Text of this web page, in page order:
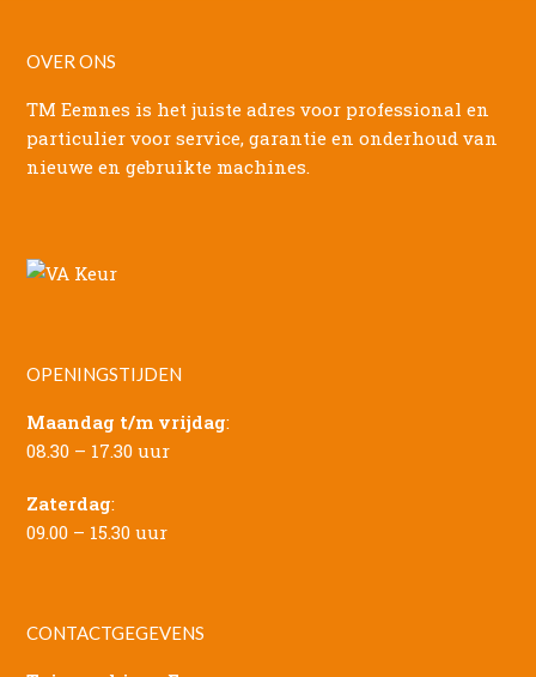
OVER ONS
TM Eemnes is het juiste adres voor professional en
particulier voor service, garantie en onderhoud van
nieuwe en gebruikte machines.
OPENINGSTIJDEN
Maandag t/m vrijdag:
08.30 – 17.30 uur
Zaterdag:
09.00 – 15.30 uur
CONTACTGEGEVENS